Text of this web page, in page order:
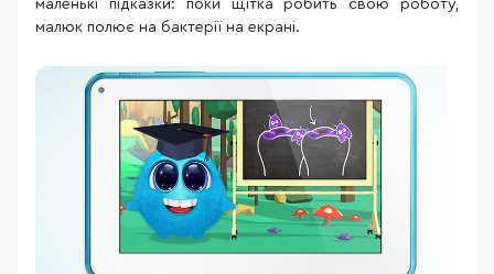
маленькі підказки: поки щітка робить свою роботу,
малюк полює на бактерії на екрані.